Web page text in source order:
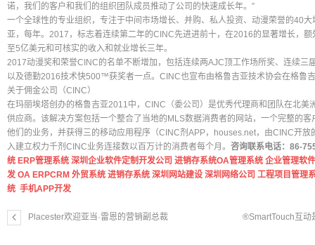
诺，我们的客户和我们的组织团队成员推动了公司的快速成长年。”
一个全球性的专业组织，专注于中间市场增长、并购、私人投资、动漫荣誉的40
亚，每年。2017，标志着连续第二年的CINC先进进前十，在2016的显著增长，
至5亿美元和可核实的收入和就业增长三年。
2017动漫奖和荣誉CINC的名单不断增加，包括连续两AJC顶工作场所奖、连续三
以及德勤2016技术快500™获奖者一点。CINC也宣布由格鲁吉亚技术协会在格鲁
关于佣金公司（CINC）
在玛丽埃塔创办的格鲁吉亚2011中，CINC（委公司）是优秀代理商和团队在北美
供应商。该解决方案包括一个整合了当地的MLS数据消费者的网站，一个完整的
他们的业务，并获得三的移动应用程序（CINC剂APP，houses.net，由CINC开
入建立权力千剂CINC业务连接数以百万计的消费者每个月。 咨询联系电话：86-
统 ERP管理系统 深圳企业软件定制开发公司 进销存系统OA管理系统 企业管理软件
发 OA ERPCRM 外贸系统 进销存系统 深圳网站建设 深圳网络公司 工程项目管理
统 手机APP开发
Placester欢迎亚当·雷恩的营销副总裁 ®SmartTouch互动